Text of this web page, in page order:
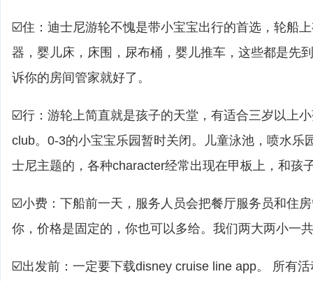
☑️住：迪士尼游轮不愧是带小宝宝出行的首选，轮船
器，婴儿床，床围，尿布桶，婴儿推车，这些都是先
诉你的房间管家就好了。
☑️行：游轮上简直就是孩子的天堂，有适合三岁以上
club。0-3的小宝宝乐园暂时关闭。儿童泳池，喷水乐
士尼主题的，各种character经常出现在甲板上，和孩
☑️小费：下船前一天，服务人员会把餐厅服务员和住
你，价格是固定的，你也可以多给。我们两大两小一
☑️出发前：一定要下载disney cruise line app。 所有